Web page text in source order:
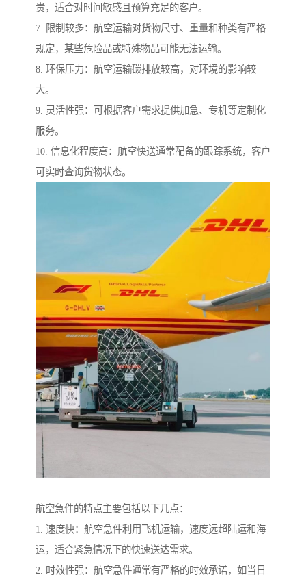
贵，适合对时间敏感且预算充足的客户。
7. 限制较多：航空运输对货物尺寸、重量和种类有严格
规定，某些危险品或特殊物品可能无法运输。
8. 环保压力：航空运输碳排放较高，对环境的影响较
大。
9. 灵活性强：可根据客户需求提供加急、专机等定制化
服务。
10. 信息化程度高：航空快送通常配备的跟踪系统，客户
可实时查询货物状态。
航空急件的特点主要包括以下几点：
1. 速度快：航空急件利用飞机运输，速度远超陆运和海
运，适合紧急情况下的快速送达需求。
2. 时效性强：航空急件通常有严格的时效承诺，如当日